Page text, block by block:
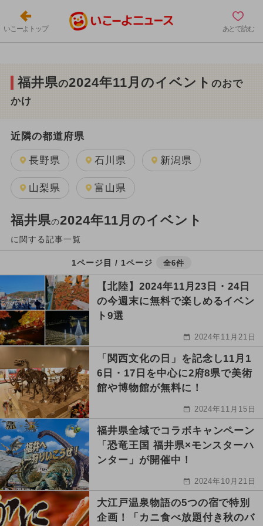
いこーよトップ あとで読む
福井県の2024年11月のイベントのおで
かけ
近隣の都道府県
長野県 石川県 新潟県
山梨県 富山県
福井県の2024年11月のイベント
に関する記事一覧
1ページ目 / 1ページ 全6件
【北陸】2024年11月23日・24日
の今週末に無料で楽しめるイベン
ト9選
2024年11月21日
「関西文化の日」を記念し11月1
6日・17日を中心に2府8県で美術
館や博物館が無料に！
2024年11月15日
福井県全域でコラボキャンペーン
「恐竜王国 福井県×モンスターハ
ンター」が開催中！
2024年10月21日
大江戸温泉物語の5つの宿で特別
企画！「カニ食べ放題付き秋のバ